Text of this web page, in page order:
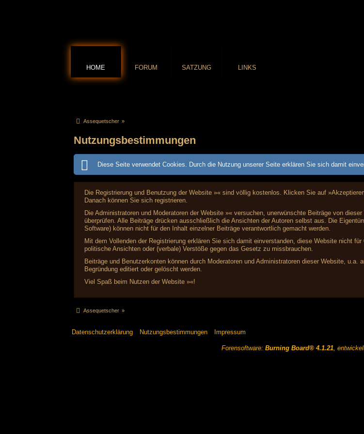
HOME FORUM SATZUNG LINKS
Assequetscher »
Nutzungsbestimmungen
Diese Seite verwendet Cookies. Durch die Nutzung unserer Seite erklären Sie sich damit
Die Registrierung und Benutzung der Website »« sind völlig kostenlos. Klicken Sie auf
Danach können Sie sich registrieren.
Die Administratoren und Moderatoren der Website »« versuchen, unerwünschte Beiträge von
überprüfen. Alle Beiträge drücken ausschließlich die Ansichten der Autoren selbst aus. Die
Software) können nicht für den Inhalt einzelner Beiträge verantwortlich gemacht werden.
Mit dem Vollenden der Registrierung erklären Sie sich damit einverstanden, diese Website nicht
politische Ansichten oder (verbale) Verstöße gegen das Gesetz zu missbrauchen.
Beiträge und Benutzerkonten können durch Moderatoren und Administratoren dieser Website,
Begründung editiert oder gelöscht werden.
Viel Spaß beim Nutzen der Website »«!
Assequetscher »
Datenschutzerklärung Nutzungsbestimmungen Impressum
Forensoftware: Burning Board® 4.1.21,